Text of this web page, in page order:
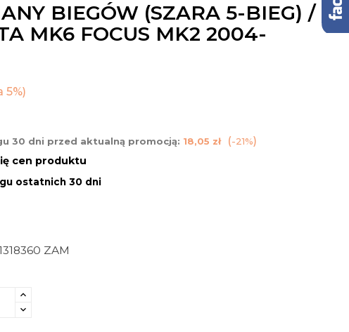
BIEGÓW (SZARA 5-BIEG) /
MK6 FOCUS MK2 2004-
5%
30 dni przed aktualną promocją: 18,05 zł -21%
cen produktu
ostatnich 30 dni
ZAM